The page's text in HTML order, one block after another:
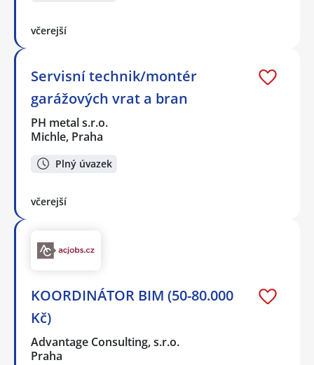
včerejší
Servisní technik/montér
garážových vrat a bran
PH metal s.r.o.
Michle, Praha
Plný úvazek
včerejší
KOORDINÁTOR BIM (50-80.000
Kč)
Advantage Consulting, s.r.o.
Praha